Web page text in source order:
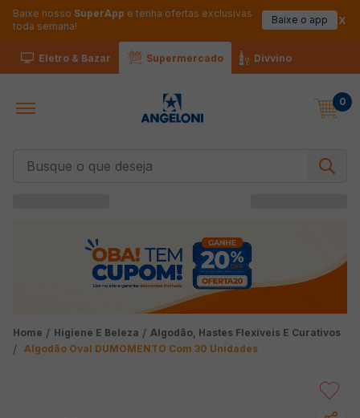
Baixe nosso SuperApp e tenha ofertas exclusivas
toda semana!
Baixe o app
Eletro & Bazar Supermercado Divvino
0
Higiene E Beleza
Algodão, Hastes Flexíveis E Curativos
Algodão Oval DUMOMENTO Com 30 Unidades